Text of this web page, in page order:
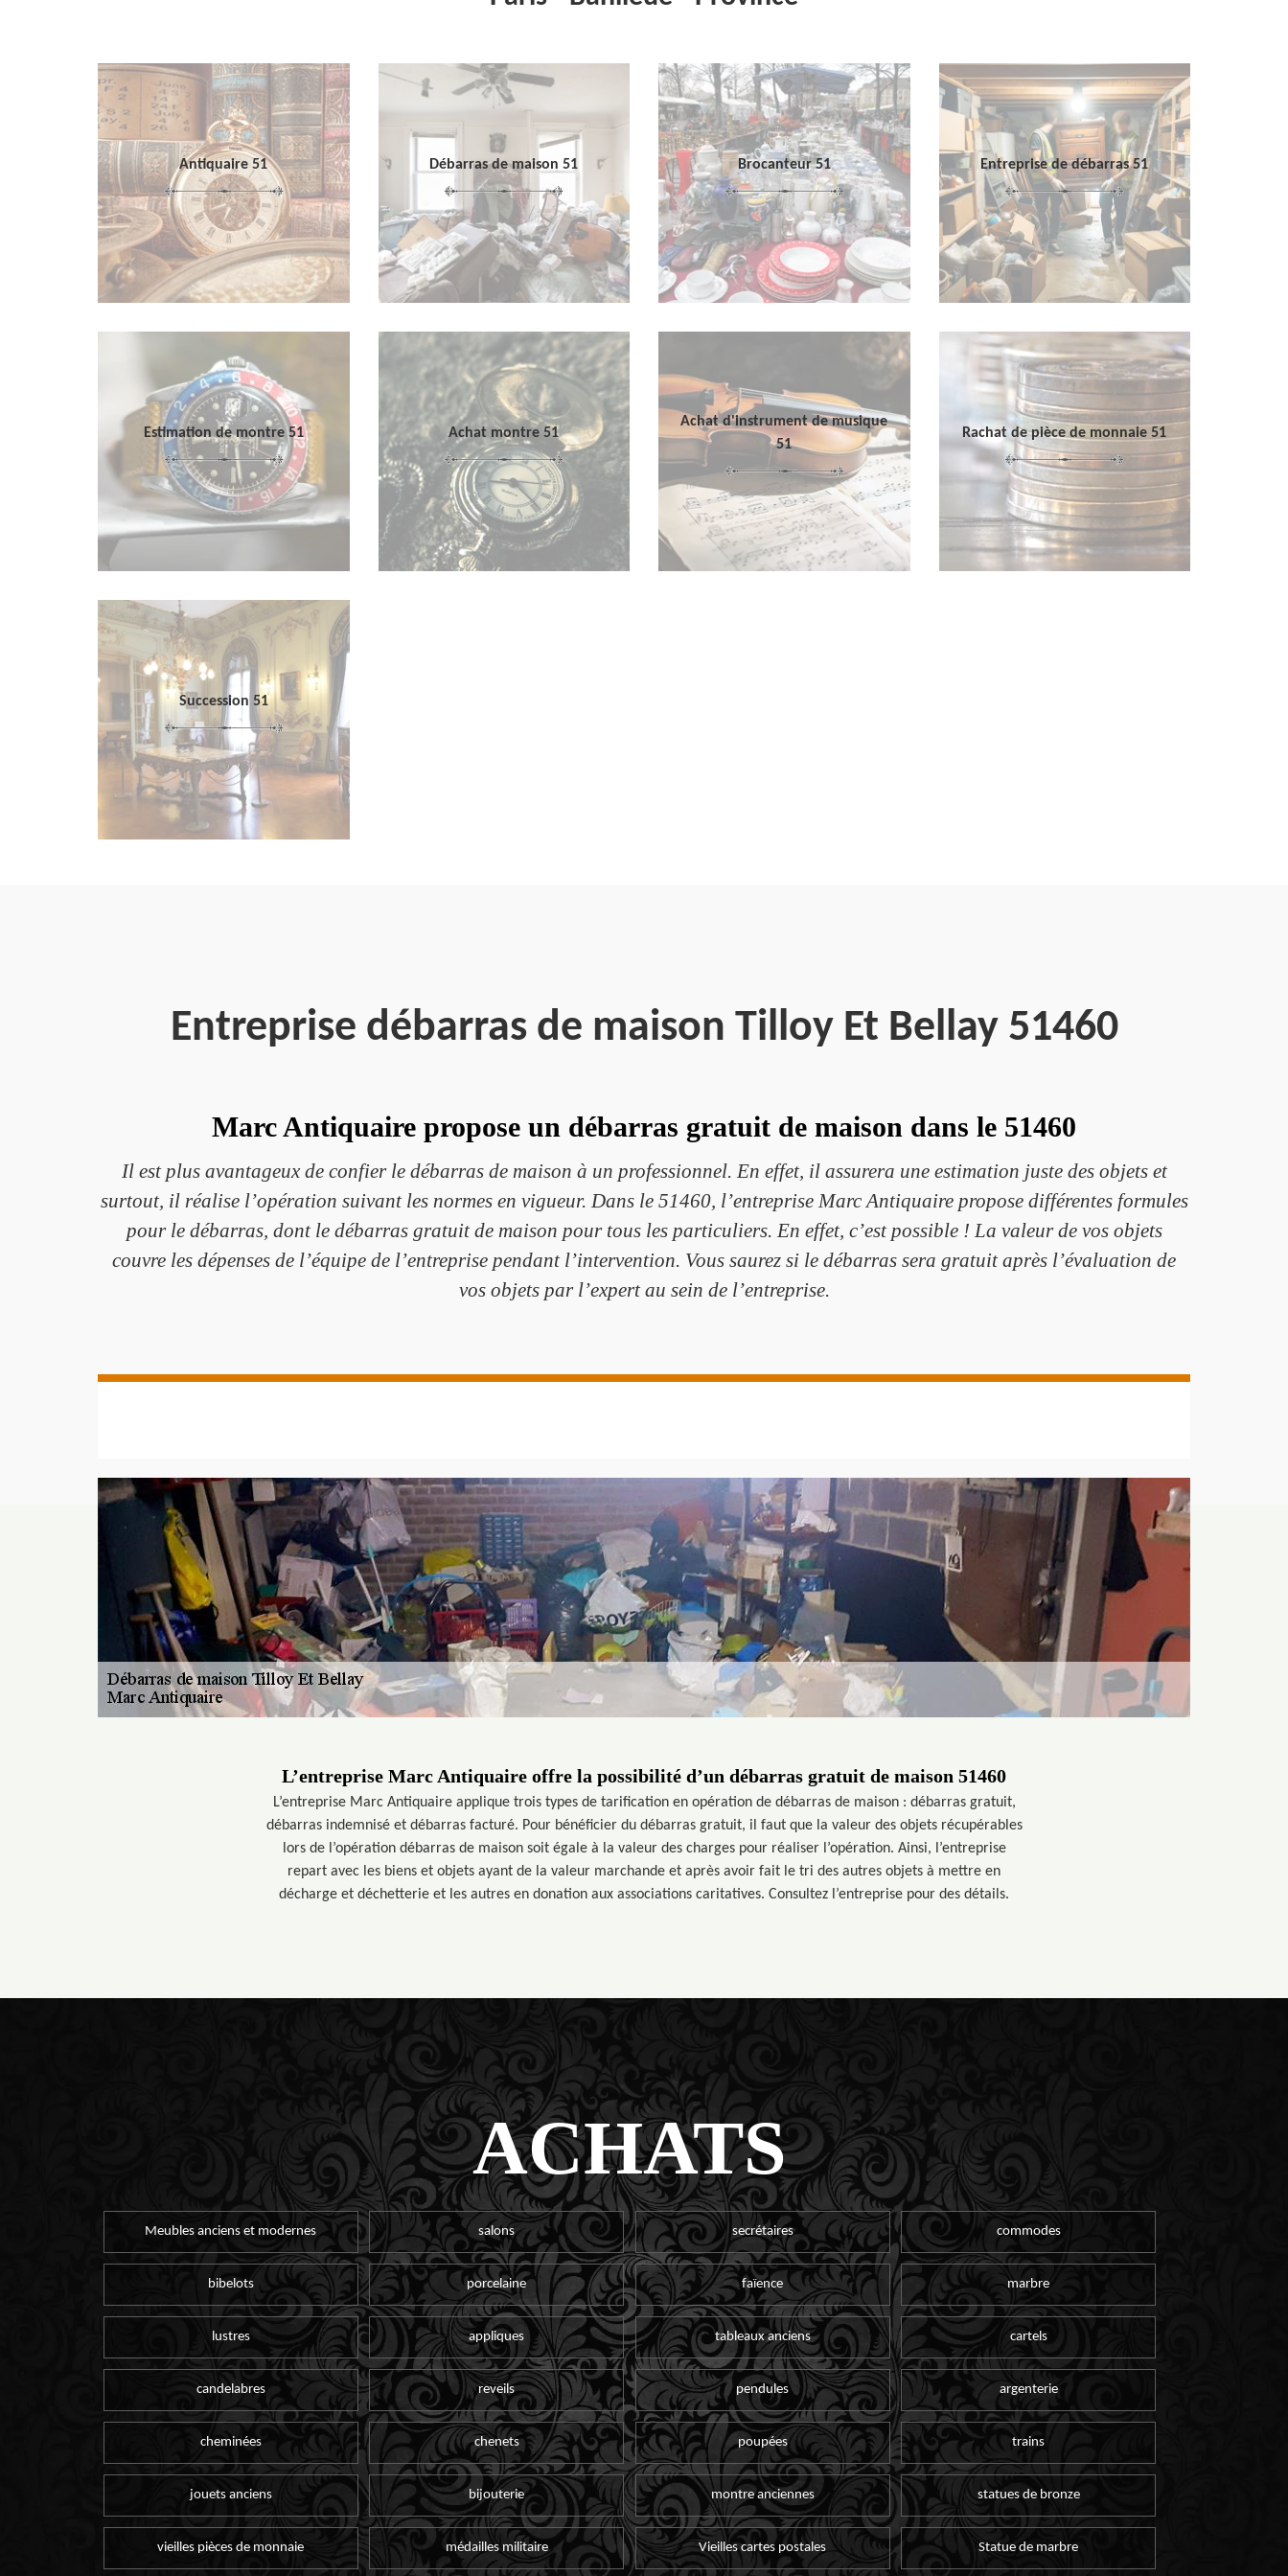
Antiquaire 51 Débarras de maison 51 Brocanteur 51 Entreprise de débarras 51
Estimation de montre 51 Achat montre 51
Achat d'instrument de musique
51
Rachat de pièce de monnaie 51
Succession 51
Entreprise débarras de maison Tilloy Et Bellay 51460
Marc Antiquaire propose un débarras gratuit de maison dans le 51460
Il est plus avantageux de confier le débarras de maison à un professionnel. En effet, il assurera une estimation juste des objets et
surtout, il réalise l’opération suivant les normes en vigueur. Dans le 51460, l’entreprise Marc Antiquaire propose différentes formules
pour le débarras, dont le débarras gratuit de maison pour tous les particuliers. En effet, c’est possible ! La valeur de vos objets
couvre les dépenses de l’équipe de l’entreprise pendant l’intervention. Vous saurez si le débarras sera gratuit après l’évaluation de
vos objets par l’expert au sein de l’entreprise.
L’entreprise Marc Antiquaire offre la possibilité d’un débarras gratuit de maison 51460
L’entreprise Marc Antiquaire applique trois types de tarification en opération de débarras de maison : débarras gratuit,
débarras indemnisé et débarras facturé. Pour bénéficier du débarras gratuit, il faut que la valeur des objets récupérables
lors de l’opération débarras de maison soit égale à la valeur des charges pour réaliser l’opération. Ainsi, l’entreprise
repart avec les biens et objets ayant de la valeur marchande et après avoir fait le tri des autres objets à mettre en
décharge et déchetterie et les autres en donation aux associations caritatives. Consultez l’entreprise pour des détails.
ACHATS
Meubles anciens et modernes salons secrétaires commodes
bibelots porcelaine faïence marbre
lustres appliques tableaux anciens cartels
candelabres reveils pendules argenterie
cheminées chenets poupées trains
jouets anciens bijouterie montre anciennes statues de bronze
vieilles pièces de monnaie médailles militaire Vieilles cartes postales Statue de marbre